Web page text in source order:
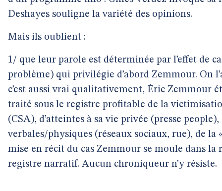
Deshayes souligne la variété des opinions.
Mais ils oublient :
1/ que leur parole est déterminée par l’effet de
problème) qui privilégie d’abord Zemmour. On
c’est aussi vrai qualitativement, Éric Zemmour
traité sous le registre profitable de la
(CSA), d’atteintes à sa vie privée (presse people),
verbales/physiques (réseaux sociaux, rue), de la
mise en récit du cas Zemmour se moule dans la
registre narratif. Aucun chroniqueur n’y résiste.